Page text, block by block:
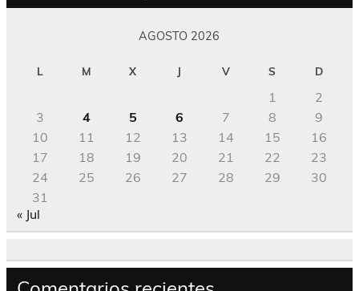
AGOSTO 2026
L M X J V S D
1
2
3
4 5 6 7 8
9
10
11 12 13 14 15
16
17
18 19 20 21 22
23
24
25 26 27 28 29
30
31
« Jul